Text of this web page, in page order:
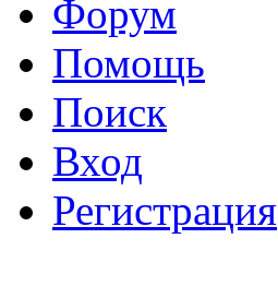
Форум
Помощь
Поиск
Вход
Регистрация